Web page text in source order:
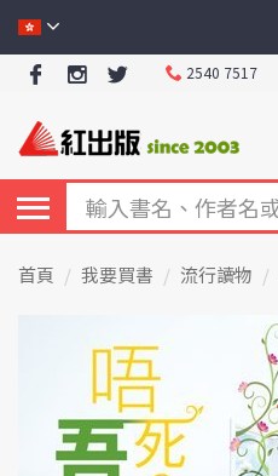
2540 7517
首頁 我要買書 流行讀物